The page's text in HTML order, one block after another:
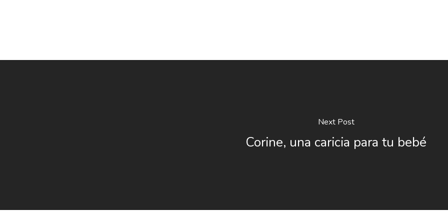
Next Post
Corine, una caricia para tu bebé